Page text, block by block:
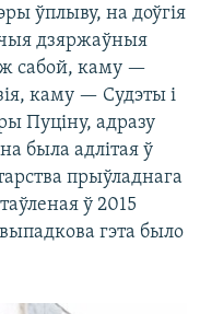
ўплыву, на доўгія
дзяржаўныя
сабой, каму —
каму — Судэты і
Пуціну, адразу
была адлітая ў
прыўладнага
ў 2015
гэта было